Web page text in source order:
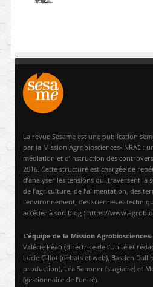
La revue Sesame est une publication
par la Mission Agrobiosciences-INRAE :
médiation et d’instruction des
2016. Cette structure est chargée de
d’analyser les tensions qui traversent la
de l’agriculture, de l’alimentation, des
l’environnement, des sciences et
accéder à son blog : https://
L’équipe de la Mission
Valérie Péan (directrice de l’Unité et
Lucie Gillot (débats et web), Bastien
production), Léa Sanoner (stagiaire) et
(gestionnaire de l’unité).